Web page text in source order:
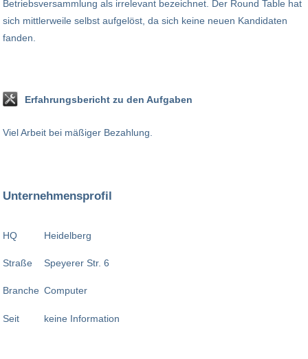
Betriebsversammlung als irrelevant bezeichnet. Der Round Table hat
sich mittlerweile selbst aufgelöst, da sich keine neuen Kandidaten
fanden.
Erfahrungsbericht zu den Aufgaben
Viel Arbeit bei mäßiger Bezahlung.
Unternehmensprofil
HQ
Straße
Branche
Seit
Heidelberg
Speyerer Str. 6
Computer
keine Information